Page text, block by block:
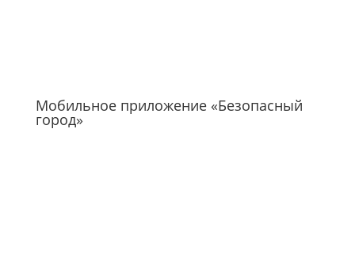
Мобильное приложение «Безопасный
город»